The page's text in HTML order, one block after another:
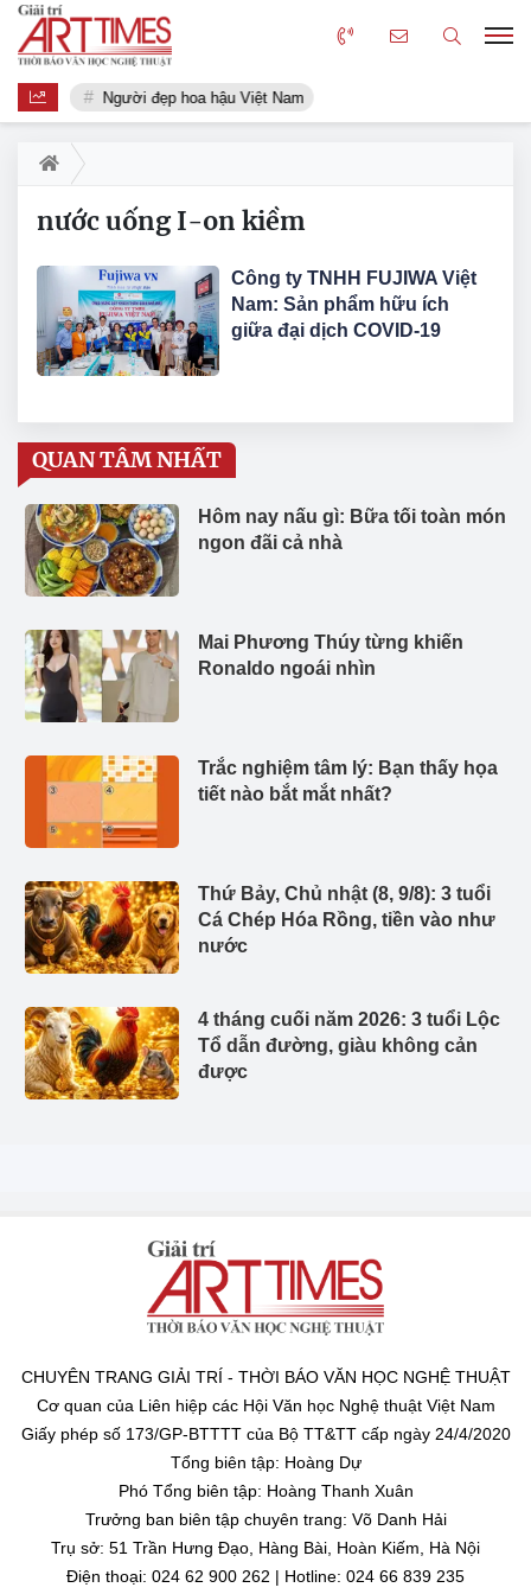
Người đẹp hoa hậu Việt Nam
nước uống I-on kiềm
Công ty TNHH FUJIWA Việt
Nam: Sản phẩm hữu ích
giữa đại dịch COVID-19
QUAN TÂM NHẤT
Hôm nay nấu gì: Bữa tối toàn món
ngon đãi cả nhà
Mai Phương Thúy từng khiến
Ronaldo ngoái nhìn
Trắc nghiệm tâm lý: Bạn thấy họa
tiết nào bắt mắt nhất?
Thứ Bảy, Chủ nhật (8, 9/8): 3 tuổi
Cá Chép Hóa Rồng, tiền vào như
nước
4 tháng cuối năm 2026: 3 tuổi Lộc
Tổ dẫn đường, giàu không cản
được
CHUYÊN TRANG GIẢI TRÍ - THỜI BÁO VĂN HỌC NGHỆ THUẬT
Cơ quan của Liên hiệp các Hội Văn học Nghệ thuật Việt Nam
Giấy phép số 173/GP-BTTTT của Bộ TT&TT cấp ngày 24/4/2020
Tổng biên tập: Hoàng Dự
Phó Tổng biên tập: Hoàng Thanh Xuân
Trưởng ban biên tập chuyên trang: Võ Danh Hải
Trụ sở: 51 Trần Hưng Đạo, Hàng Bài, Hoàn Kiếm, Hà Nội
Điện thoại: 024 62 900 262 | Hotline: 024 66 839 235